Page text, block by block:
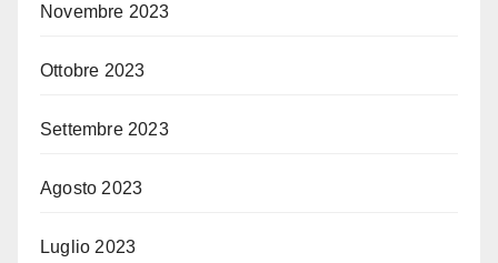
Novembre 2023
Ottobre 2023
Settembre 2023
Agosto 2023
Luglio 2023